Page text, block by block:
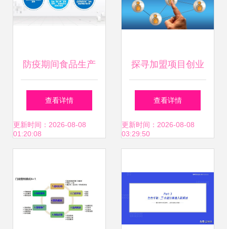
防疫期间食品生产
企业如何统筹保障
食品安全、公共卫
查看详情
更新时间：2026-08-08
01:20:08
探寻加盟项目创业
的魅力 投资信息咨
询的关键角色
查看详情
更新时间：2026-08-08
03:29:50